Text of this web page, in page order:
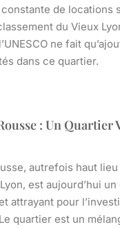
de locations
du Vieux
ne fait
dans ce quartier.
: Un Quartier
autrefois haut lieu
est aujourd’hui
attrayant pour
quartier est un